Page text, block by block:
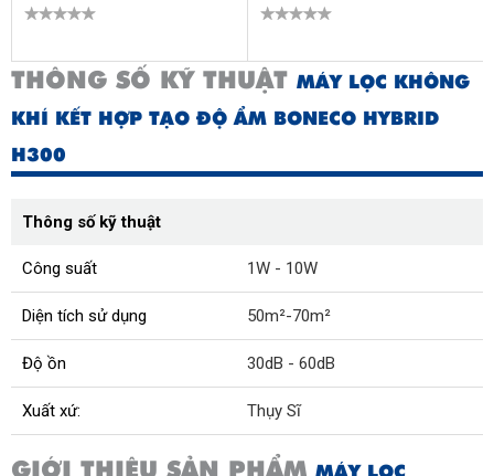
THÔNG SỐ KỸ THUẬT MÁY LỌC KHÔNG
KHÍ KẾT HỢP TẠO ĐỘ ẨM BONECO HYBRID
H300
Thông số kỹ thuật
Công suất 1W - 10W
Diện tích sử dụng 50m²-70m²
Độ ồn 30dB - 60dB
Xuất xứ: Thụy Sĩ